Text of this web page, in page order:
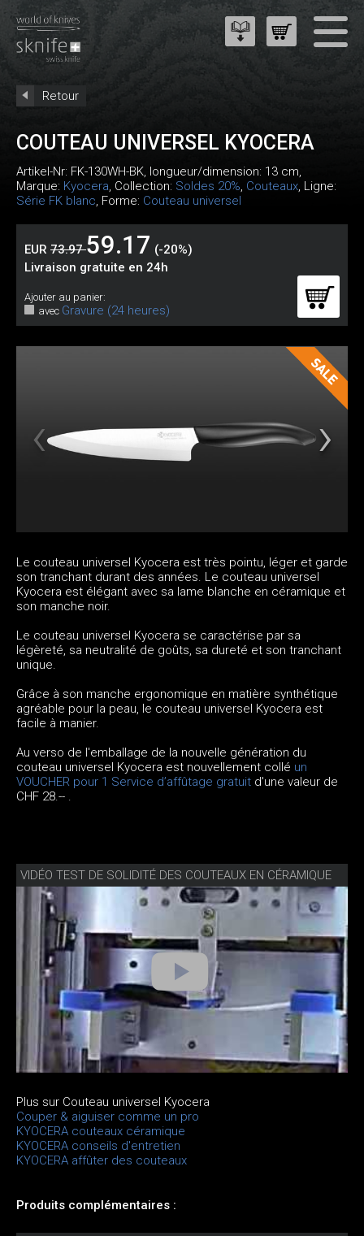
Retour
COUTEAU UNIVERSEL KYOCERA
Artikel-Nr: FK-130WH-BK, longueur/dimension: 13 cm,
Marque: Kyocera, Collection: Soldes 20%, Couteaux, Ligne:
Série FK blanc, Forme: Couteau universel
EUR 73.9759.17 (-20%)
Livraison gratuite en 24h
Ajouter au panier:
avec Gravure (24 heures)
Le couteau universel Kyocera est très pointu, léger et garde
son tranchant durant des années. Le couteau universel
Kyocera est élégant avec sa lame blanche en céramique et
son manche noir.
Le couteau universel Kyocera se caractérise par sa
légèreté, sa neutralité de goûts, sa dureté et son tranchant
unique.
Grâce à son manche ergonomique en matière synthétique
agréable pour la peau, le couteau universel Kyocera est
facile à manier.
Au verso de l'emballage de la nouvelle génération du
couteau universel Kyocera est nouvellement collé un
VOUCHER pour 1 Service d’affûtage gratuit d'une valeur de
CHF 28.-- .
VIDÉO TEST DE SOLIDITÉ DES COUTEAUX EN CÉRAMIQUE
Plus sur Couteau universel Kyocera
Couper & aiguiser comme un pro
KYOCERA couteaux céramique
KYOCERA conseils d'entretien
KYOCERA affûter des couteaux
Produits complémentaires :